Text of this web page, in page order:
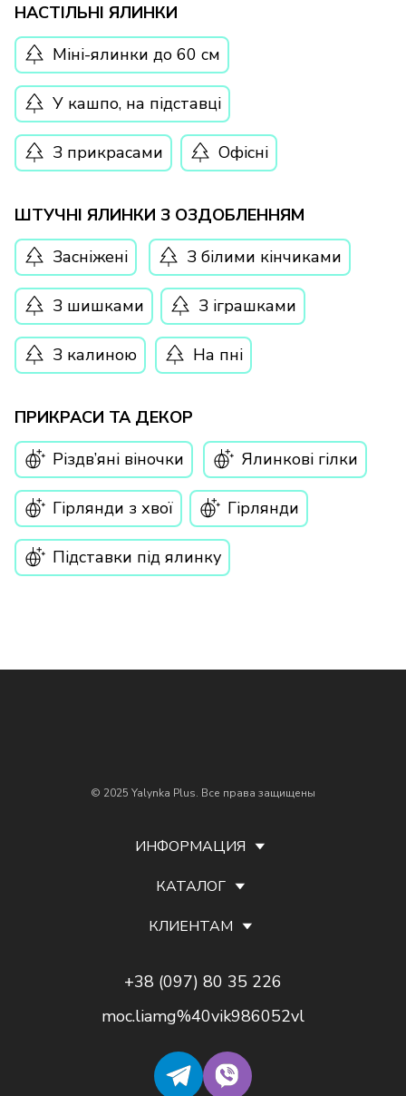
Офісні
З іграшками
Гірлянди
З калиною
Підставки під ялинку
На пні
З прикрасами
З шишками
Гірлянди з хвої
У кашпо, на підставці
З білими кінчиками
Ялинкові гілки
Міні-ялинки до 60 см
Засніжені
Різдв’яні віночки
НАСТІЛЬНІ ЯЛИНКИ
ШТУЧНІ ЯЛИНКИ З ОЗДОБЛЕННЯМ
ПРИКРАСИ ТА ДЕКОР
© 2025 Yalynka Plus. Все права защищены
ИНФОРМАЦИЯ
КАТАЛОГ
КЛИЕНТАМ
+38 (097) 80 35 226
moc.liamg%40vik986052vl